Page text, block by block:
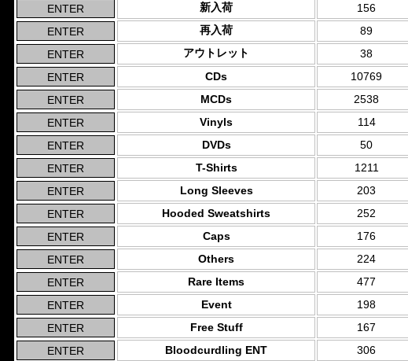
新入荷
156
再入荷
89
アウトレット
38
CDs
10769
MCDs
2538
Vinyls
114
DVDs
50
T-Shirts
1211
Long Sleeves
203
Hooded Sweatshirts
252
Caps
176
Others
224
Rare Items
477
Event
198
Free Stuff
167
Bloodcurdling ENT
306